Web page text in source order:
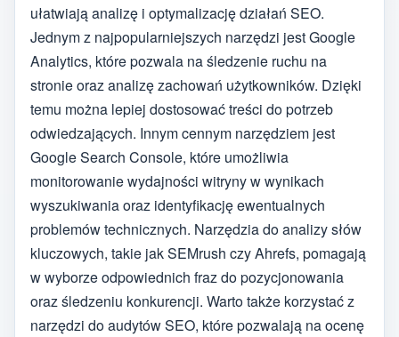
ułatwiają analizę i optymalizację działań SEO.
Jednym z najpopularniejszych narzędzi jest Google
Analytics, które pozwala na śledzenie ruchu na
stronie oraz analizę zachowań użytkowników. Dzięki
temu można lepiej dostosować treści do potrzeb
odwiedzających. Innym cennym narzędziem jest
Google Search Console, które umożliwia
monitorowanie wydajności witryny w wynikach
wyszukiwania oraz identyfikację ewentualnych
problemów technicznych. Narzędzia do analizy słów
kluczowych, takie jak SEMrush czy Ahrefs, pomagają
w wyborze odpowiednich fraz do pozycjonowania
oraz śledzeniu konkurencji. Warto także korzystać z
narzędzi do audytów SEO, które pozwalają na ocenę